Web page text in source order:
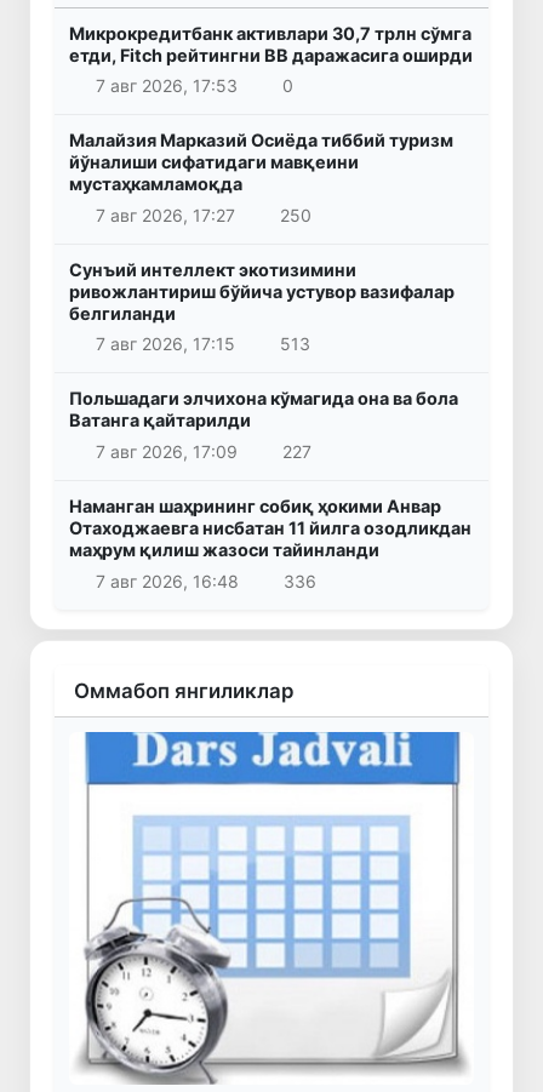
Микрокредитбанк активлари 30,7 трлн сўмга
етди, Fitch рейтингни BB даражасига оширди
7 авг 2026, 17:53
0
Малайзия Марказий Осиёда тиббий туризм
йўналиши сифатидаги мавқеини
мустаҳкамламоқда
7 авг 2026, 17:27
250
Сунъий интеллект экотизимини
ривожлантириш бўйича устувор вазифалар
белгиланди
7 авг 2026, 17:15
513
Польшадаги элчихона кўмагида она ва бола
Ватанга қайтарилди
7 авг 2026, 17:09
227
Наманган шаҳрининг собиқ ҳокими Анвар
Отаходжаевга нисбатан 11 йилга озодликдан
маҳрум қилиш жазоси тайинланди
7 авг 2026, 16:48
336
Оммабоп янгиликлар